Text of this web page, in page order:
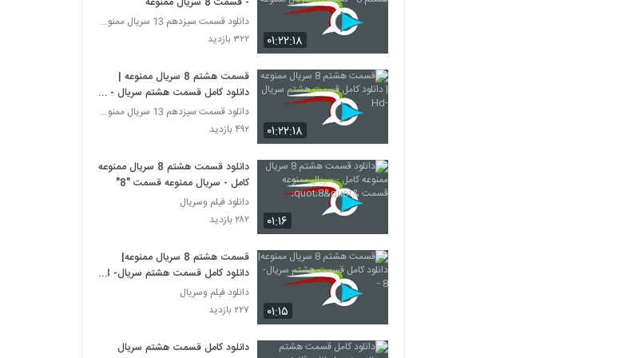
۰۱:۲۲:۱۸
دانلود قسمت سیزدهم 13 سریال ممنوعه قانونی
۳۲۲ بازدید
۰۱:۲۲:۱۸
قسمت هشتم 8 سریال ممنوعه |
دانلود کامل قسمت هشتم سریال -
Hd
دانلود قسمت سیزدهم 13 سریال ممنوعه قانونی
۴۹۲ بازدید
۰۱:۱۶
دانلود قسمت هشتم 8 سريال ممنوعه
کامل - سريال ممنوعه قسمت "8"
دانلود فیلم وسریال
۲۸۲ بازدید
۰۱:۱۵
قسمت هشتم 8 سريال ممنوعه|
دانلود کامل قسمت هشتم سريال- 8
-
دانلود فیلم وسریال
۲۲۷ بازدید
دانلود کامل قسمت هشتم سریال